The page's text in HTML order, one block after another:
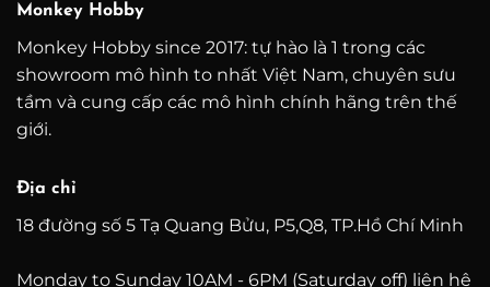
Monkey Hobby
Monkey Hobby since 2017: tự hào là 1 trong các
showroom mô hình to nhất Việt Nam, chuyên sưu
tầm và cung cấp các mô hình chính hãng trên thế
giới.
Địa chỉ
18 đường số 5 Tạ Quang Bửu, P5,Q8, TP.Hồ Chí Minh
Monday to Sunday 10AM - 6PM (Saturday off) liên hệ